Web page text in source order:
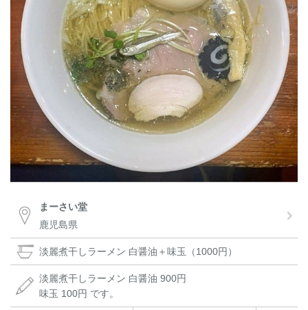
まーさい堂
鹿児島県
淡麗煮干しラーメン 白醤油＋味玉（1000円）
淡麗煮干しラーメン 白醤油 900円
味玉 100円 です。